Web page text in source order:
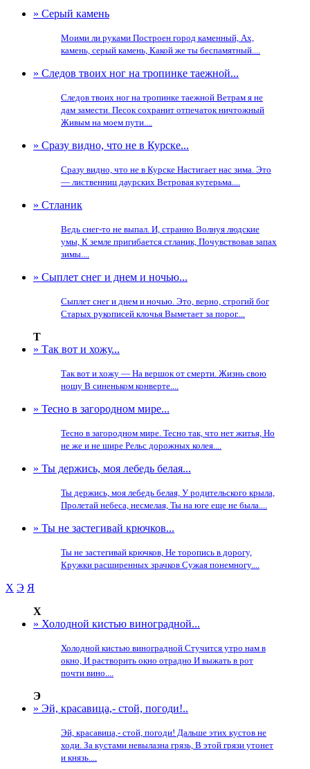
» Серый камень
Моими ли руками Построен город каменный, Ах,
камень, серый камень, Какой же ты беспамятный....
» Следов твоих ног на тропинке таежной...
Следов твоих ног на тропинке таежной Ветрам я не
дам замести. Песок сохранит отпечаток ничтожный
Живым на моем пути....
» Сразу видно, что не в Курске...
Сразу видно, что не в Курске Настигает нас зима. Это
— лиственниц даурских Ветровая кутерьма....
» Стланик
Ведь снег-то не выпал. И, странно Волнуя людские
умы, К земле пригибается стланик, Почувствовав запах
зимы....
» Сыплет снег и днем и ночью...
Сыплет снег и днем и ночью. Это, верно, строгий бог
Старых рукописей клочья Выметает за порог....
Т
» Так вот и хожу...
Так вот и хожу — На вершок от смерти. Жизнь свою
ношу В синеньком конверте....
» Тесно в загородном мире...
Тесно в загородном мире. Тесно так, что нет житья, Но
не же и не шире Рельс дорожных колея....
» Ты держись, моя лебедь белая...
Ты держись, моя лебедь белая, У родительского крыла,
Пролетай небеса, несмелая, Ты на юге еще не была....
» Ты не застегивай крючков...
Ты не застегивай крючков, Не торопись в дорогу,
Кружки расширенных зрачков Сужая понемногу....
Х Э Я
Х
» Холодной кистью виноградной...
Холодной кистью виноградной Стучится утро нам в
окно, И растворить окно отрадно И выжать в рот
почти вино....
Э
» Эй, красавица,- стой, погоди!..
Эй, красавица,- стой, погоди! Дальше этих кустов не
ходи. За кустами невылазна грязь, В этой грязи утонет
и князь....